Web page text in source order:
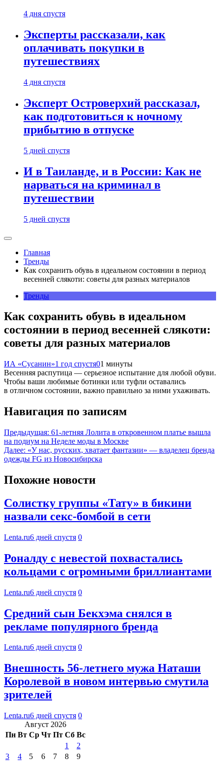
4 дня спустя
Эксперты рассказали, как
оплачивать покупки в
путешествиях
4 дня спустя
Эксперт Островерхий рассказал,
как подготовиться к ночному
прибытию в отпуске
5 дней спустя
И в Таиланде, и в России: Как не
нарваться на криминал в
путешествии
5 дней спустя
Главная
Тренды
Как сохранить обувь в идеальном состоянии в период
весенней слякоти: советы для разных материалов
Тренды
Как сохранить обувь в идеальном
состоянии в период весенней слякоти:
советы для разных материалов
ИА «Сусанин»1 год спустя01 минуты
Весенняя распутица — серьезное испытание для любой обуви.
Чтобы ваши любимые ботинки или туфли оставались
в отличном состоянии, важно правильно за ними ухаживать.
Навигация по записям
Предыдущая: 61-летняя Лолита в откровенном платье вышла
на подиум на Неделе моды в Москве
Далее: «У нас, русских, хватает фантазии» — владелец бренда
одежды FG из Новосибирска
Похожие новости
Солистку группы «Тату» в бикини
назвали секс-бомбой в сети
Lenta.ru6 дней спустя 0
Роналду с невестой похвастались
кольцами с огромными бриллиантами
Lenta.ru6 дней спустя 0
Средний сын Бекхэма снялся в
рекламе популярного бренда
Lenta.ru6 дней спустя 0
Внешность 56-летнего мужа Наташи
Королевой в новом интервью смутила
зрителей
Lenta.ru6 дней спустя 0
Август 2026
Пн Вт Ср Чт Пт Сб Вс
1
2
3
4 5 6 7 8 9